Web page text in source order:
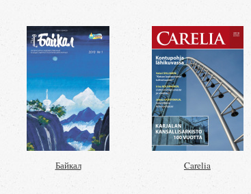
Байкал Carelia